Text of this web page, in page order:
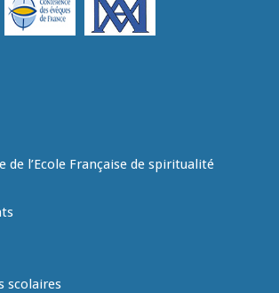
de l’Ecole Française de spiritualité
scolaires